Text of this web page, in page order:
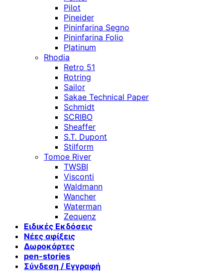
Pilot
Pineider
Pininfarina Segno
Pininfarina Folio
Platinum
Rhodia
Retro 51
Rotring
Sailor
Sakae Technical Paper
Schmidt
SCRIBO
Sheaffer
S.T. Dupont
Stilform
Tomoe River
TWSBI
Visconti
Waldmann
Wancher
Waterman
Zequenz
Ειδικές Εκδόσεις
Νέες αφίξεις
Δωροκάρτες
pen-stories
Σύνδεση / Εγγραφή